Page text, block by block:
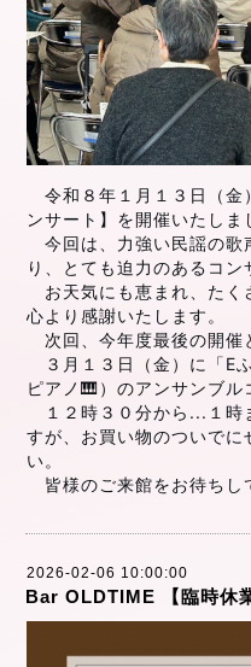
令和８年１月１３日（金
ンサート】を開催いたしま
今回は、力強い民謡の歌
り、とても迫力のあるコン
お天気にも恵まれ、たく
心より感謝いたします。
次回、今年度最後の開催
３月１３日（金）に「E
ピアノ🎹） のアンサンブル
１２時３０分から... １時
すが、お買い物のついでに
い。
皆様のご来館をお待ちし
2026-02-06 10:00:00
Bar OLDTIME 【臨時休